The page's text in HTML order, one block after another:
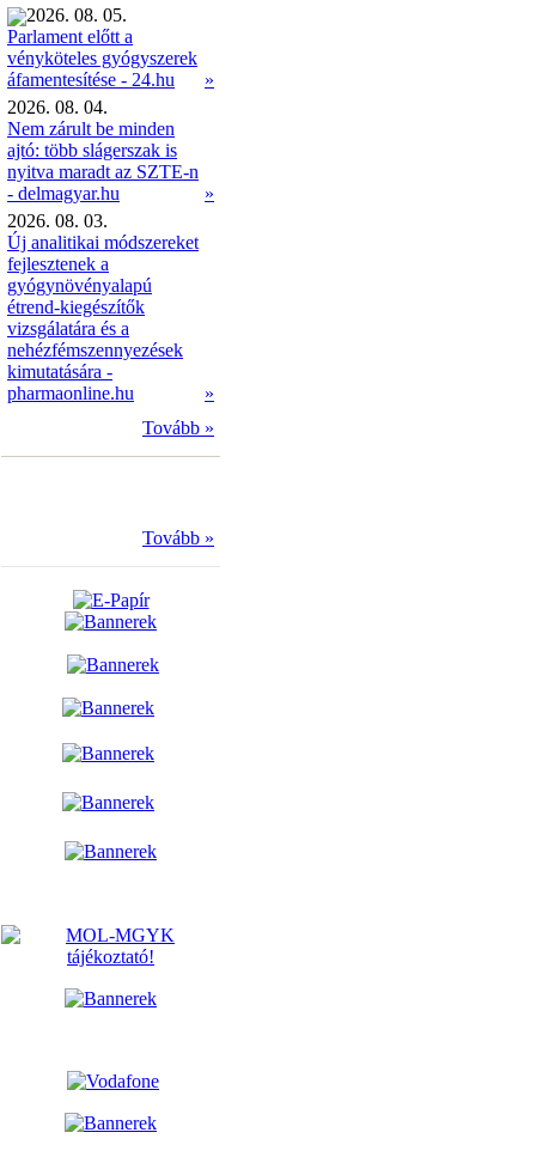
2026. 08. 05.
Parlament előtt a
vényköteles gyógyszerek
áfamentesítése - 24.hu
»
2026. 08. 04.
Nem zárult be minden
ajtó: több slágerszak is
nyitva maradt az SZTE-n
- delmagyar.hu
»
2026. 08. 03.
Új analitikai módszereket
fejlesztenek a
gyógynövényalapú
étrend-kiegészítők
vizsgálatára és a
nehézfémszennyezések
kimutatására -
pharmaonline.hu
»
Tovább »
Tovább »